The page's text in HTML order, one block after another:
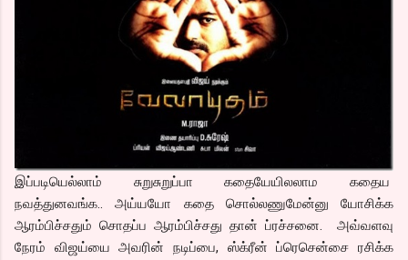
இப்படியெல்லாம் சுறுசுறுப்பா கதையேயிலலாம கதைய
நவத்துனவங்க.. அய்யயோ கதை சொல்லணுமேன்னு யோசிக்க
ஆரம்பிச்சதும் சொதப்ப ஆரம்பிச்சது தான் ப்ரச்சனை. அவ்வளவு
நேரம் விஜய்யை அவரின் நடிப்பை, ஸ்க்ரீன் ப்ரெசென்சை ரசிக்க